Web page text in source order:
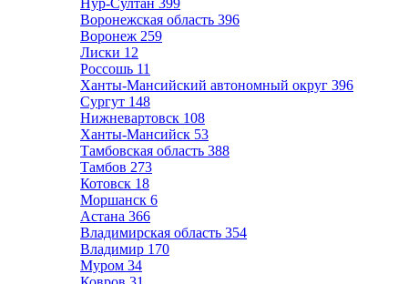
Нур-Султан 399
Воронежская область 396
Воронеж 259
Лиски 12
Россошь 11
Ханты-Мансийский автономный округ 396
Сургут 148
Нижневартовск 108
Ханты-Мансийск 53
Тамбовская область 388
Тамбов 273
Котовск 18
Моршанск 6
Астана 366
Владимирская область 354
Владимир 170
Муром 34